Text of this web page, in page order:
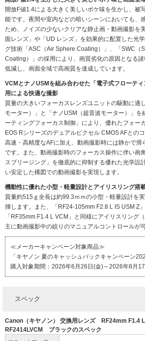
開放F値1.4による大きく美しいボケ味を生かし、被
能です。夜間や室内などの暗いシーンにおいても、
ため、ノイズの少ないクリアな静止画・動画撮影を
面レンズ」や「UD レンズ」を効果的に配置した光
グ技術「ASC（Air Sphere Coating）」、「SWC（
Coating）」の採用により、画質劣化の原因となる
低減し、画面全域で高画質を達成しています。
VCMとナノUSMを組み合わせた「電子式フローテ
用による快適な撮影
質量の大きいフォーカスレンズユニットの駆動に適
モーター）」と「ナノUSM（超音波モーター）」を
ーティングフォーカス制御」により、優れたフォー
EOS Rシリーズのデュアルピクセル CMOS AFとの
高速・高精度なAFに加え、動画撮影時には静かで滑
です。また、動画撮影時のフォーカス操作に伴い画
スブリージング」を徹底的に抑制する優れた光学設
い安定した構図での動画撮影を実現します。
機動性に優れた小型・軽量設計とアイリスリング搭
質量約515ｇ全長は約99.3ｍｍの小型・軽量設計を
揮します。また、「RF24-105mm F2.8 L IS USM Z
「RF35mm F1.4 L VCM」と同様にアイリスリング
主に動画撮影中の絞りのマニュアルコントロールが
≪メーカーキャンペーン対象商品≫
「キヤノン 夏のキャッシュバックキャンペーン
購入対象期間：2026年6月26日(金)～2026年8月
スペック
Canon（キヤノン） 交換用レンズ RF24mm F1.4 L
RF2414LVCM ブラックのスペック